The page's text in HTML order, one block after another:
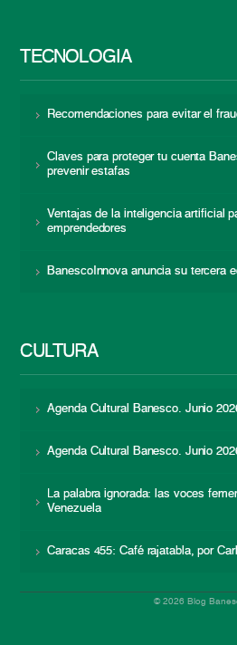
TECNOLOGÍA
Recomendaciones para evitar el
Claves para proteger tu cuenta
prevenir estafas
Ventajas de la inteligencia artificial
emprendedores
BanescoInnova anuncia su tercera
CULTURA
Agenda Cultural Banesco. Junio
Agenda Cultural Banesco. Junio
La palabra ignorada: las voces
Venezuela
Caracas 455: Café rajatabla, por
© 2026 Blog